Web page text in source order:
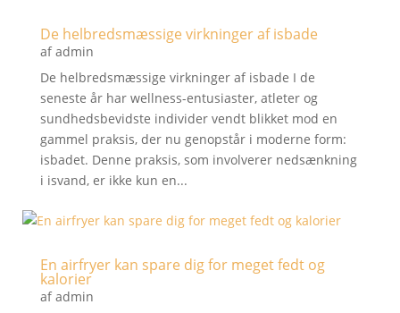
De helbredsmæssige virkninger af isbade
afadmin
De helbredsmæssige virkninger af isbade I de
seneste år har wellness-entusiaster, atleter og
sundhedsbevidste individer vendt blikket mod en
gammel praksis, der nu genopstår i moderne form:
isbadet. Denne praksis, som involverer nedsænkning
i isvand, er ikke kun en...
En airfryer kan spare dig for meget fedt og
kalorier
afadmin